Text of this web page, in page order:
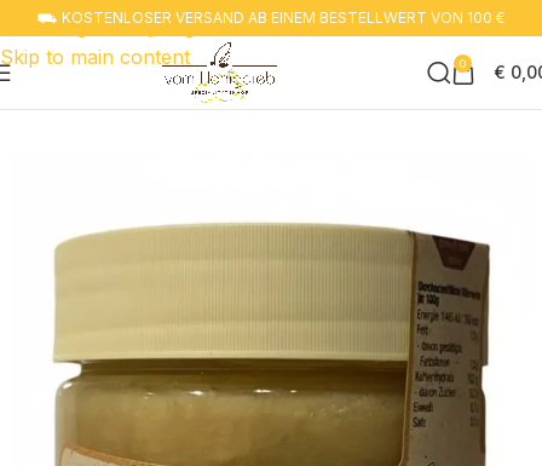
Zur navigation springen
Skip to main content
⛟ KOSTENLOSER VERSAND AB EINEM BESTELLWERT VON 100 €
0 €
Honig trifft auf neuen Geschmack